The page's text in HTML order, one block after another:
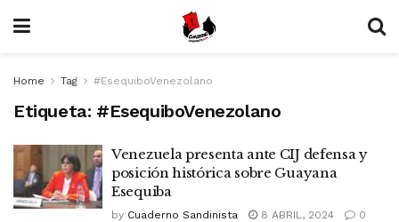
Home Tag #EsequiboVenezolano
Etiqueta: #EsequiboVenezolano
Venezuela presenta ante CIJ defensa y
posición histórica sobre Guayana
Esequiba
by Cuaderno Sandinista 8 ABRIL, 2024 0